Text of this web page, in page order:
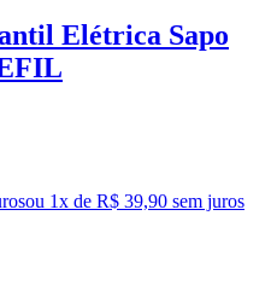
Elétrica Sapo
ou 1x de R$ 39,90 sem juros